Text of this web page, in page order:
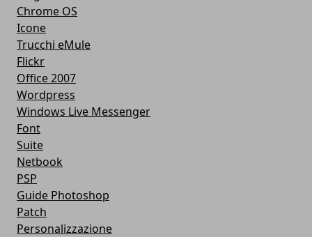
Chrome OS
Icone
Trucchi eMule
Flickr
Office 2007
Wordpress
Windows Live Messenger
Font
Suite
Netbook
PSP
Guide Photoshop
Patch
Personalizzazione